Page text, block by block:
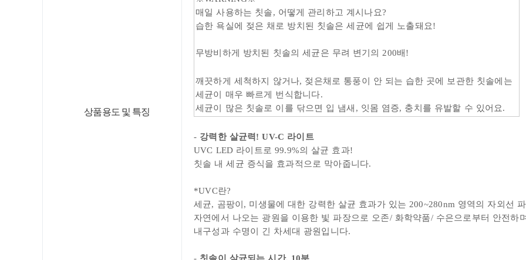
상품용도 및 특징
매일 사용하는 칫솔, 어떻게 관리하고 계시나요?
습한 욕실에 젖은 채로 방치된 칫솔은 세균에 쉽게 노출돼요!
무방비하게 방치된 칫솔의 세균은 무려 변기의 200배!
깨끗하게 세척하지 않거나, 젖은채로 통풍이 안 되는 습한 곳에 보관한 칫솔에는
세균이 매우 빠르게 번식합니다.
세균이 많은 칫솔로 이를 닦으면 입 냄새, 잇몸 염증, 충치를 유발할 수 있어요.
- 강력한 살균력! UV-C 라이트
UVC LED 라이트로 99.9%의 살균 효과!
칫솔 내 세균 증식을 효과적으로 막아줍니다.
*UVC란?
세균, 곰팡이, 미생물에 대한 강력한 살균 효과가 있는 200~280nm 영역의 자외선
자연에서 나오는 광원을 이용한 빛 파장으로 오존/ 화학약품/ 수은으로부터 안전하
내구성과 수명이 긴 차세대 광원입니다.
- 칫솔이 살균되는 시간, 10분